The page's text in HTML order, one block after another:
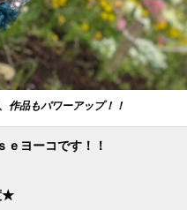
作品もパワーアップ！！
ｅヨーコです！！
★